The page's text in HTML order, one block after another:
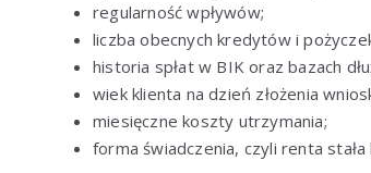
regularność wpływów;
liczba obecnych kredytów i
historia spłat w BIK oraz bazach
wiek klienta na dzień złożenia
miesięczne koszty utrzymania;
forma świadczenia, czyli renta